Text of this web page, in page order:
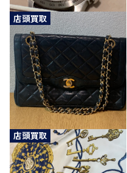
店頭買取
店頭買取